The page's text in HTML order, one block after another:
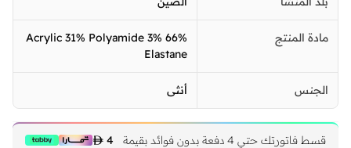
مادة المنتج
66% Acrylic 31% Polyamide 3%
Elastane
الجنس أنثى
قسط فاتورتك حتي 4 دفعة بدون فوائد بقيمة 4 